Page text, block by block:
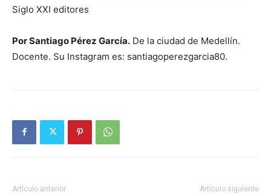
Siglo XXI editores
Por Santiago Pérez García. De la ciudad de Medellín.
Docente. Su Instagram es: santiagoperezgarcia80.
Artículo anterior Artículo siguiente